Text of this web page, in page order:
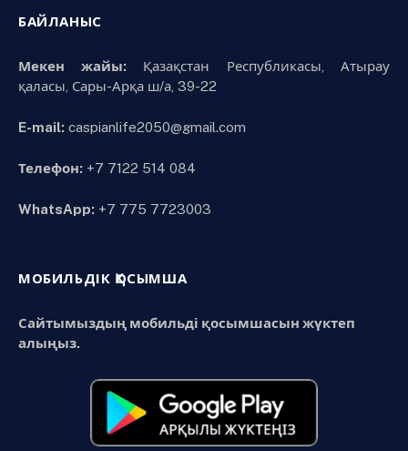
БАЙЛАНЫС
Мекен жайы:Қазақстан Республикасы, Атырау
қаласы, Сары-Арқа ш/а, 39-22
E-mail: caspianlife2050@gmail.com
Телефон: +7 7122 514 084
WhatsApp: +7 775 7723003
МОБИЛЬДІК ҚОСЫМША
Сайтымыздың мобильді қосымшасын жүктеп
алыңыз.